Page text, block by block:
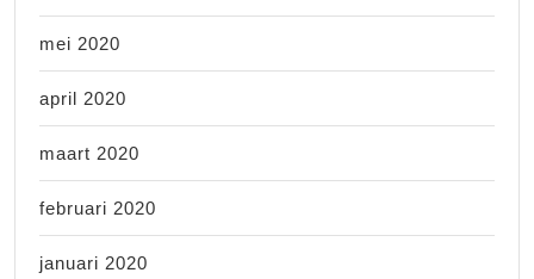
mei 2020
april 2020
maart 2020
februari 2020
januari 2020